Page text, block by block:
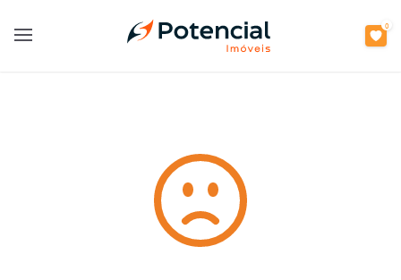
Open main menu
0
Open main menu
0